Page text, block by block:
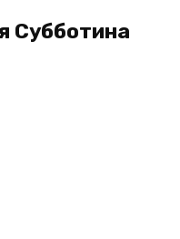
Субботина